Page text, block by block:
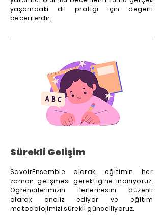
yaşamdaki dil pratiği için değerli
becerilerdir.
Sürekli Gelişim
SavoirEnsemble olarak, eğitimin her
zaman gelişmesi gerektiğine inanıyoruz.
Öğrencilerimizin ilerlemesini düzenli
olarak analiz ediyor ve eğitim
metodolojimizi sürekli güncelliyoruz.